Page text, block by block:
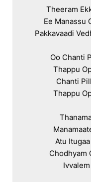
Theeram
Ee Manassu
Pakkavaadi
Oo Chanti
Thappu
Chanti
Thappu
Atu
Chodhyam